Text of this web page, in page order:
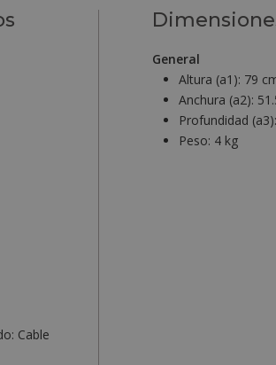
Cable
General
Altura (a1): 79
Anchura (a2):
Profundidad (a3):
Peso: 4 kg